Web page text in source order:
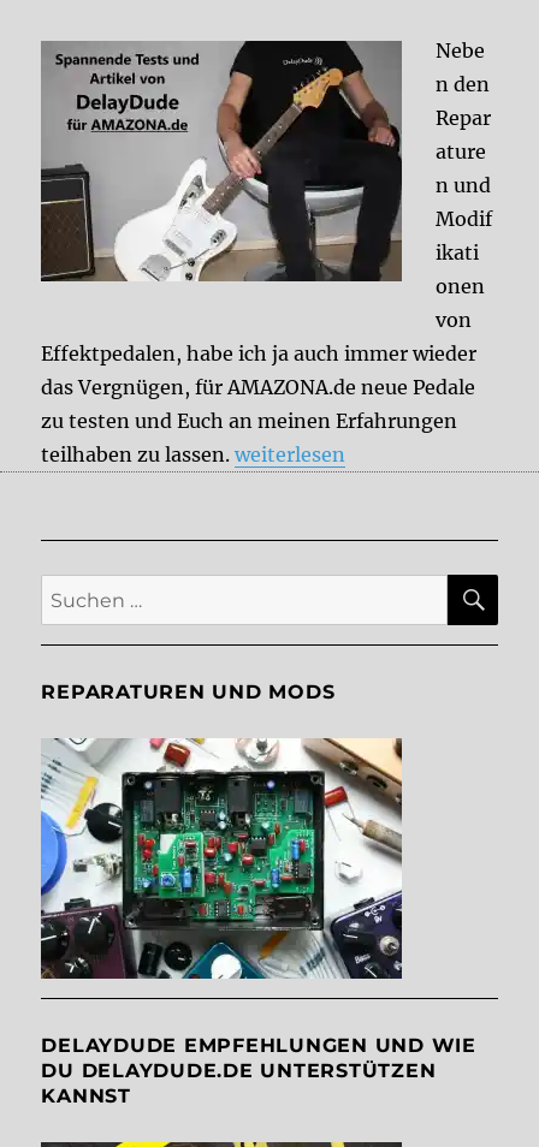
Nebe
n den
Repar
ature
n und
Modif
ikati
onen
von
Effektpedalen, habe ich ja auch immer wieder
das Vergnügen, für AMAZONA.de neue Pedale
zu testen und Euch an meinen Erfahrungen
teilhaben zu lassen.„Aktuelle DelayDude-Tests
weiterlesen
Suche
nach:
REPARATUREN UND MODS
DELAYDUDE EMPFEHLUNGEN UND WIE
DU DELAYDUDE.DE UNTERSTÜTZEN
KANNST